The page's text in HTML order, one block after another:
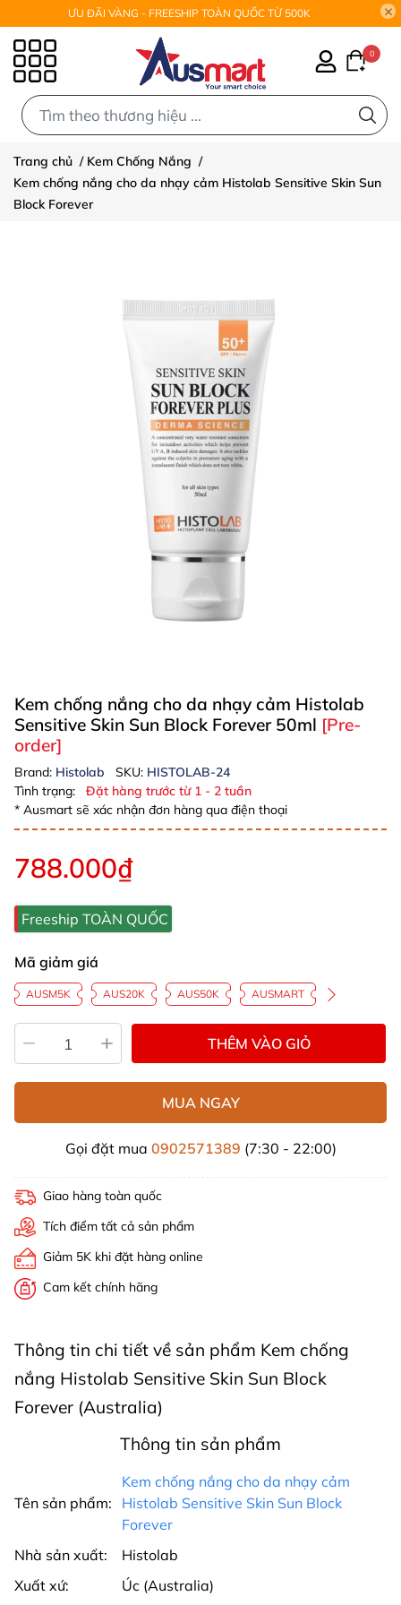
ƯU ĐÃI VÀNG - FREESHIP TOÀN QUỐC TỪ 500K
0
Trang chủ / Kem Chống Nắng /
Kem chống nắng cho da nhạy cảm Histolab Sensitive Skin Sun
Block Forever
Kem chống nắng cho da nhạy cảm Histolab
Sensitive Skin Sun Block Forever 50ml [Pre-
order]
Brand: Histolab SKU: HISTOLAB-24
Tình trạng:
Đặt hàng trước từ 1 - 2 tuần
* Ausmart sẽ xác nhận đơn hàng qua điện thoại
788.000₫
Freeship TOÀN QUỐC
Mã giảm giá
AUSM5K AUS20K AUS50K AUSMART
THÊM VÀO GIỎ
MUA NGAY
Gọi đặt mua 0902571389 (7:30 - 22:00)
Giao hàng toàn quốc
Tích điểm tất cả sản phẩm
Giảm 5K khi đặt hàng online
Cam kết chính hãng
Thông tin chi tiết về sản phẩm Kem chống
nắng Histolab Sensitive Skin Sun Block
Forever (Australia)
Thông tin sản phẩm
Tên sản phẩm:
Kem chống nắng cho da nhạy cảm
Histolab Sensitive Skin Sun Block
Forever
Nhà sản xuất:
Histolab
Xuất xứ:
Úc (Australia)